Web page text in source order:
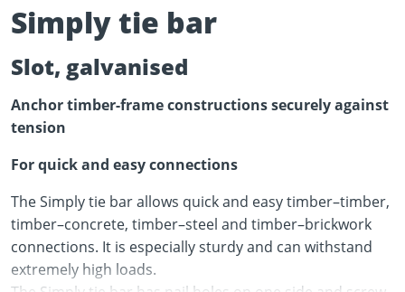
Simply tie bar
Slot, galvanised
Anchor timber-frame constructions securely against
tension
For quick and easy connections
The Simply tie bar allows quick and easy timber–timber,
timber–concrete, timber–steel and timber–brickwork
connections. It is especially sturdy and can withstand
extremely high loads.